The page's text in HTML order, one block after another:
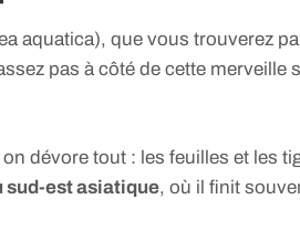
aquatica), que vous trouverez
pas à côté de cette merveille
dévore tout : les feuilles et les
sud-est asiatique, où il finit